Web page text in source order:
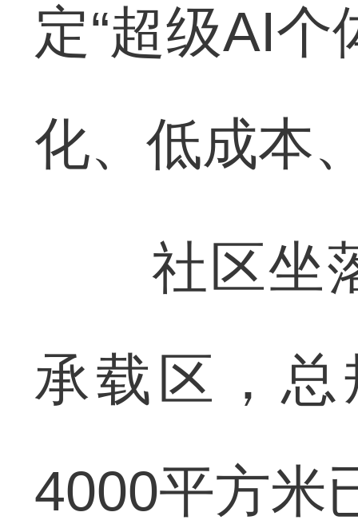
定“超级AI
化、低成本
社区坐落
承载区，
4000平方米